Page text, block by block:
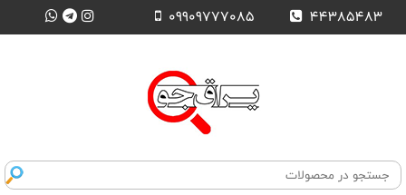
44385483
09909777085